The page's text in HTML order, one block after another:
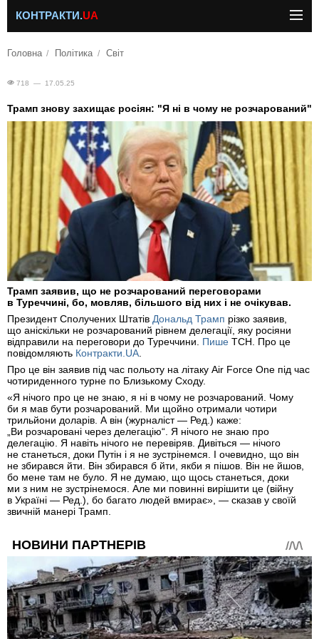
КОНТРАКТИ.UA
Головна Політика Світ
718 — 17.05.25
Трамп знову захищає росіян: "Я ні в чому не розчарований"
Трамп заявив, що не розчарований переговорами
в Туреччині, бо, мовляв, більшого від них і не очікував.
Президент Сполучених Штатів Дональд Трамп різко заявив,
що аніскільки не розчарований рівнем делегації, яку росіяни
відправили на переговори до Туреччини. Пише ТСН. Про це
повідомляють Контракти.UA.
Про це він заявив під час польоту на літаку Air Force One під час
чотириденного турне по Близькому Сходу.
«Я нічого про це не знаю, я ні в чому не розчарований. Чому
би я мав бути розчарований. Ми щойно отримали чотири
трильйони доларів. А він (журналіст — Ред.) каже:
„Ви розчаровані через делегацію“. Я нічого не знаю про
делегацію. Я навіть нічого не перевіряв. Дивіться — нічого
не станеться, доки Путін і я не зустрінемся. І очевидно, що він
не збирався йти. Він збирався б йти, якби я пішов. Він не йшов,
бо мене там не було. Я не думаю, що щось станеться, доки
ми з ним не зустрінемося. Але ми повинні вирішити це (війну
в Україні — Ред.), бо багато людей вмирає», — сказав у своїй
звичній манері Трамп.